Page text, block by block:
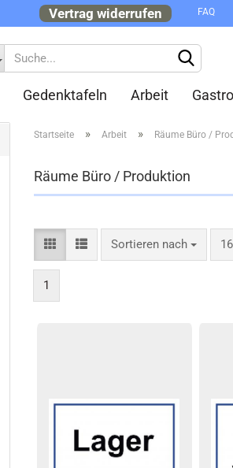
Vertrag widerrufen FAQ
Gedenktafeln Arbeit Gastro
Startseite » Arbeit » Räume Büro /
Räume Büro / Produktion
Sortieren nach
1